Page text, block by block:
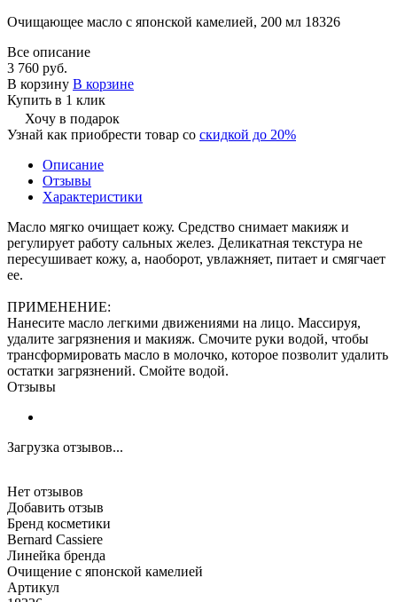
Очищающее масло с японской камелией, 200 мл 18326
Все описание
3 760 руб.
В корзину В корзине
Купить в 1 клик
Хочу в подарок
Узнай как приобрести товар со скидкой до 20%
Описание
Отзывы
Характеристики
Масло мягко очищает кожу. Средство снимает макияж и
регулирует работу сальных желез. Деликатная текстура не
пересушивает кожу, а, наоборот, увлажняет, питает и смягчает
ее.
ПРИМЕНЕНИЕ:
Нанесите масло легкими движениями на лицо. Массируя,
удалите загрязнения и макияж. Смочите руки водой, чтобы
трансформировать масло в молочко, которое позволит удалить
остатки загрязнений. Смойте водой.
Отзывы
Загрузка отзывов...
Нет отзывов
Добавить отзыв
Бренд косметики
Bernard Cassiere
Линейка бренда
Очищение с японской камелией
Артикул